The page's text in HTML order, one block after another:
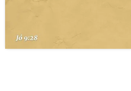
PERGUNTE À BÍBLIA
TERMO BÍBLICO